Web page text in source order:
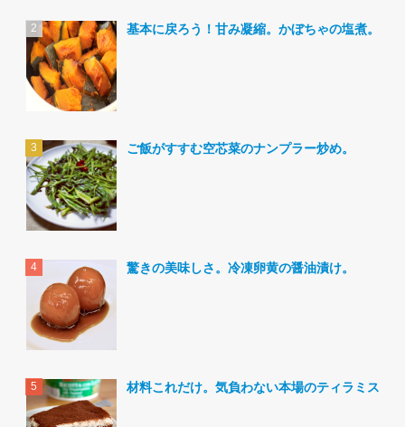
基本に戻ろう！甘み凝縮。かぼちゃの塩煮。
ご飯がすすむ空芯菜のナンプラー炒め。
驚きの美味しさ。冷凍卵黄の醤油漬け。
材料これだけ。気負わない本場のティラミス。